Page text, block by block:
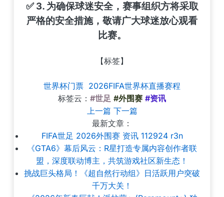
✅ 3. 为确保球迷安全，赛事组织方将采取
严格的安全措施，敬请广大球迷放心观看
比赛。
【标签】
世界杯门票 2026FIFA世界杯直播赛程
标签云： #世足 #外围赛 #资讯
上一篇 下一篇
最新文章：
FIFA世足 2026外围赛 资讯 112924 r3n
《GTA6》幕后风云：R星打造专属内容创作者联
盟，深度联动博主，共筑游戏社区新生态！
挑战巨头格局！《超自然行动组》日活跃用户突破
千万大关！